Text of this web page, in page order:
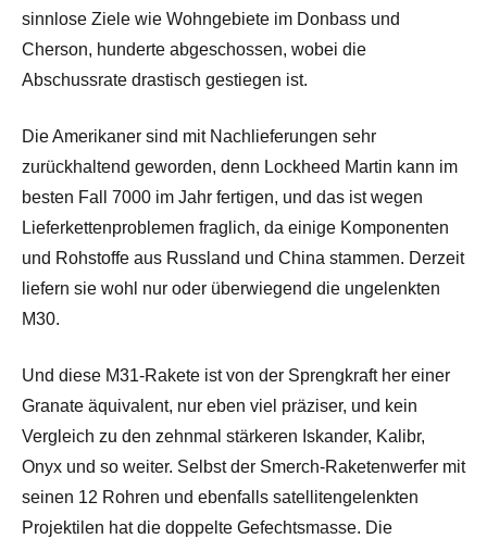
sinnlose Ziele wie Wohngebiete im Donbass und
Cherson, hunderte abgeschossen, wobei die
Abschussrate drastisch gestiegen ist.
Die Amerikaner sind mit Nachlieferungen sehr
zurückhaltend geworden, denn Lockheed Martin kann im
besten Fall 7000 im Jahr fertigen, und das ist wegen
Lieferkettenproblemen fraglich, da einige Komponenten
und Rohstoffe aus Russland und China stammen. Derzeit
liefern sie wohl nur oder überwiegend die ungelenkten
M30.
Und diese M31-Rakete ist von der Sprengkraft her einer
Granate äquivalent, nur eben viel präziser, und kein
Vergleich zu den zehnmal stärkeren Iskander, Kalibr,
Onyx und so weiter. Selbst der Smerch-Raketenwerfer mit
seinen 12 Rohren und ebenfalls satellitengelenkten
Projektilen hat die doppelte Gefechtsmasse. Die